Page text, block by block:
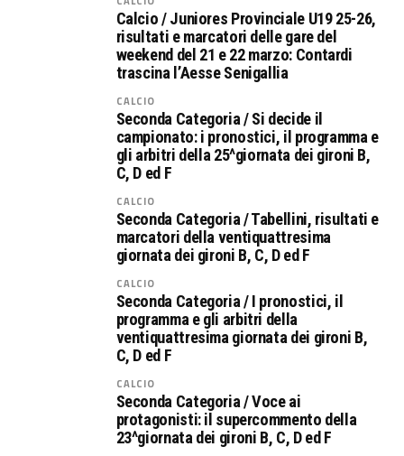
Calcio / Juniores Provinciale U19 25-26,
risultati e marcatori delle gare del
weekend del 21 e 22 marzo: Contardi
trascina l’Aesse Senigallia
CALCIO
Seconda Categoria / Si decide il
campionato: i pronostici, il programma e
gli arbitri della 25^giornata dei gironi B,
C, D ed F
CALCIO
Seconda Categoria / Tabellini, risultati e
marcatori della ventiquattresima
giornata dei gironi B, C, D ed F
CALCIO
Seconda Categoria / I pronostici, il
programma e gli arbitri della
ventiquattresima giornata dei gironi B,
C, D ed F
CALCIO
Seconda Categoria / Voce ai
protagonisti: il supercommento della
23^giornata dei gironi B, C, D ed F